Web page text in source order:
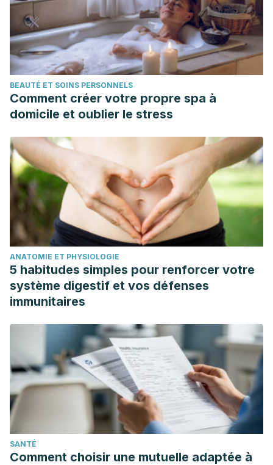
BEAUTÉ ET SOINS PERSONNELS
Comment créer votre propre spa à
domicile et oublier le stress
ANATOMIE ET PHYSIOLOGIE
5 habitudes simples pour renforcer votre
système digestif et vos défenses
immunitaires
SANTÉ
Comment choisir une mutuelle adaptée à